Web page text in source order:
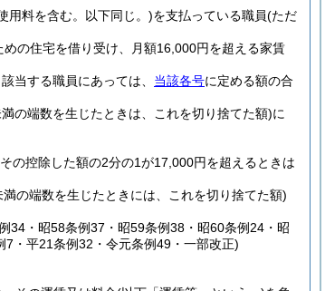
用料を含む。以下同じ。)を支払っている職員(ただ
の住宅を借り受け、月額16,000円を超える家賃
当する職員にあっては、 当該各号に定める額の合
の端数を生じたときは、これを切り捨てた額)に
の控除した額の2分の1が17,000円を超えるときは
の端数を生じたときには、これを切り捨てた額)
34・昭58条例37・昭59条例38・昭60条例24・昭
・平21条例32・令元条例49・一部改正)